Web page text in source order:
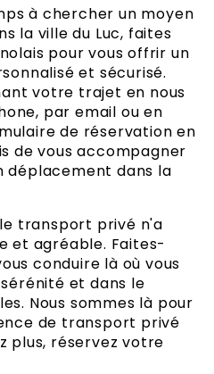
à chercher un moyen
la ville du Luc, faites
pour vous offrir un
et sécurisé.
votre trajet en nous
par email ou en
de réservation en
de vous accompagner
déplacement dans la
transport privé n'a
et agréable. Faites-
conduire là où vous
et dans le
Nous sommes là pour
de transport privé
plus, réservez votre